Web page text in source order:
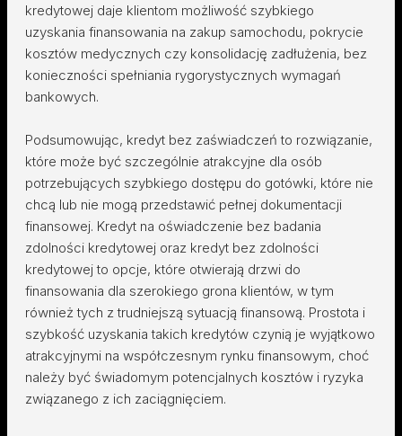
kredytowej daje klientom możliwość szybkiego
uzyskania finansowania na zakup samochodu, pokrycie
kosztów medycznych czy konsolidację zadłużenia, bez
konieczności spełniania rygorystycznych wymagań
bankowych.
Podsumowując, kredyt bez zaświadczeń to rozwiązanie,
które może być szczególnie atrakcyjne dla osób
potrzebujących szybkiego dostępu do gotówki, które nie
chcą lub nie mogą przedstawić pełnej dokumentacji
finansowej. Kredyt na oświadczenie bez badania
zdolności kredytowej oraz kredyt bez zdolności
kredytowej to opcje, które otwierają drzwi do
finansowania dla szerokiego grona klientów, w tym
również tych z trudniejszą sytuacją finansową. Prostota i
szybkość uzyskania takich kredytów czynią je wyjątkowo
atrakcyjnymi na współczesnym rynku finansowym, choć
należy być świadomym potencjalnych kosztów i ryzyka
związanego z ich zaciągnięciem.